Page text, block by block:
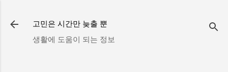
고민은 시간만 늦출 뿐
생활에 도움이 되는 정보